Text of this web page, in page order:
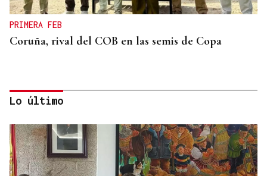
PRIMERA FEB
Coruña, rival del COB en las semis de Copa
Lo último